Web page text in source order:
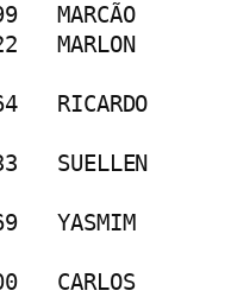
PRD		25999	MARCÃO